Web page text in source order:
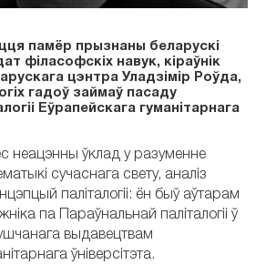
памёр прызнаны беларускі
філасофскіх навук, кіраўнік
цэнтра Уладзімір Роўда,
гадоў займаў пасаду
Еўрапейскага гуманітарнага
неацэнны ўклад у разуменне
сучаснага свету, аналіз
паліталогіі: ён быў аўтарам
па Параўнальнай паліталогіі ў
выдавецтвам
ўніверсітэта.